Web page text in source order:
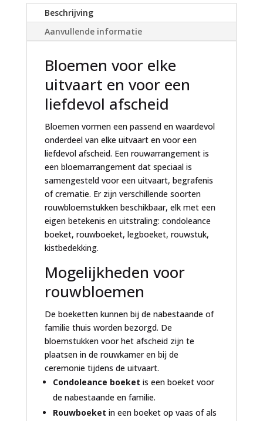
t
i
Beschrijving
Aanvullende informatie
Bloemen voor elke
uitvaart en voor een
liefdevol afscheid
Bloemen vormen een passend en waardevol
onderdeel van elke uitvaart en voor een
liefdevol afscheid. Een rouwarrangement is
een bloemarrangement dat speciaal is
samengesteld voor een uitvaart, begrafenis
of crematie. Er zijn verschillende soorten
rouwbloemstukken beschikbaar, elk met een
eigen betekenis en uitstraling: condoleance
boeket, rouwboeket, legboeket, rouwstuk,
kistbedekking.
Mogelijkheden voor
rouwbloemen
De boeketten kunnen bij de nabestaande of
familie thuis worden bezorgd. De
bloemstukken voor het afscheid zijn te
plaatsen in de rouwkamer en bij de
ceremonie tijdens de uitvaart.
Condoleance boeket is een boeket voor
de nabestaande en familie.
Rouwboeket in een boeket op vaas of als